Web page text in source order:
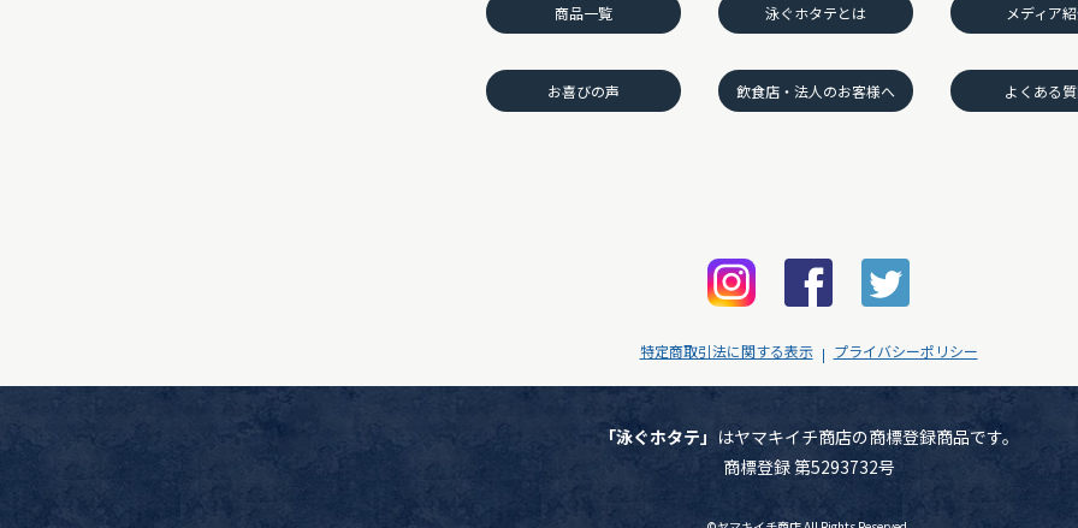
商品一覧 泳ぐホタテとは メディア
お喜びの声 飲食店・法人のお客様へ よくある
特定商取引法に関する表示 プライバシーポリシー
「泳ぐホタテ」 はヤマキイチ商店の商標登録商品です。
商標登録 第5293732号